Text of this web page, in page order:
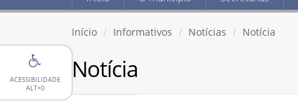
ACESSIBILIDADE
ALT+0
Início Informativos Notícias Notícia
Notícia